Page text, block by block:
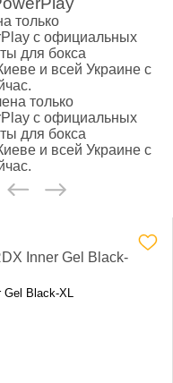
только
с официальных
для бокса
и всей Украине с
Black-XL